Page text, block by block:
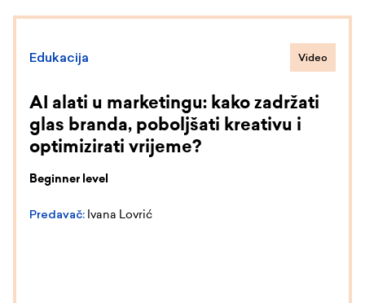
Edukacija Video
AI alati u marketingu: kako zadržati
glas branda, poboljšati kreativu i
optimizirati vrijeme?
Beginner level
Predavač: Ivana Lovrić